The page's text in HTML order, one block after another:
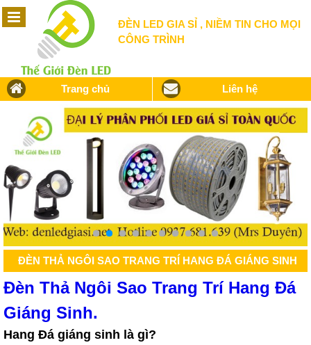
ĐÈN LED GIA SỈ , NIỀM TIN CHO MỌI
CÔNG TRÌNH
Trang chủ Liên hệ
ĐÈN THẢ NGÔI SAO TRANG TRÍ HANG ĐÁ GIÁNG SINH
Đèn Thả Ngôi Sao Trang Trí Hang Đá
Giáng Sinh.
Hang Đá giáng sinh là gì?